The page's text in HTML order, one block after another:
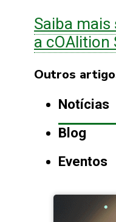
Saiba mais
a cOAlition
Outros
Notícias
Blog
Eventos